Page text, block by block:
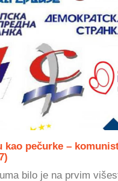
kao pečurke –
bilo je na prvim